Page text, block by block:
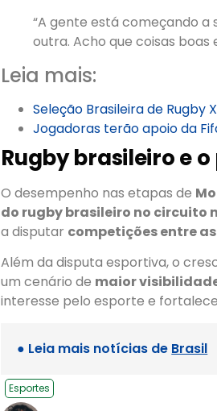
“A gente está começando
outra. Acho que coisas boas
Leia mais:
Seleção Brasileira de Rugby
Jogadoras terão apoio da
Rugby brasileiro e
O desempenho nas etapas de
do rugby brasileiro no circuito
a disputar competições entre
Além da disputa esportiva, o
um cenário de maior
interesse pelo esporte e
● Leia mais notícias de Brasil
Esportes